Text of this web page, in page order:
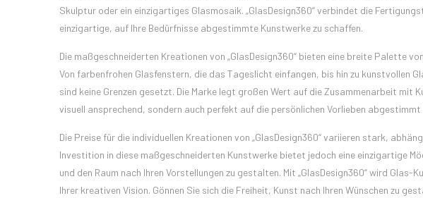
Skulptur oder ein einzigartiges Glasmosaik. „GlasDesign360“ verbindet die
einzigartige, auf Ihre Bedürfnisse abgestimmte Kunstwerke zu schaffen.
Die maßgeschneiderten Kreationen von „GlasDesign360“ bieten eine breite Palette
Von farbenfrohen Glasfenstern, die das Tageslicht einfangen, bis hin zu kunstvollen
sind keine Grenzen gesetzt. Die Marke legt großen Wert auf die Zusammenarbeit mit
visuell ansprechend, sondern auch perfekt auf die persönlichen Vorlieben abgestimmt
Die Preise für die individuellen Kreationen von „GlasDesign360“ variieren stark,
Investition in diese maßgeschneiderten Kunstwerke bietet jedoch eine einzigartige
und den Raum nach Ihren Vorstellungen zu gestalten. Mit „GlasDesign360“ wird
Ihrer kreativen Vision. Gönnen Sie sich die Freiheit, Kunst nach Ihren Wünschen zu